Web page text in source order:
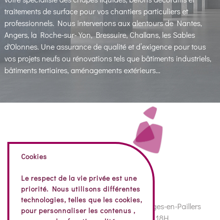
traitements de surface pour vos chantiers particuliers et
professionnels. Nous intervenons aux alentours de Nantes,
Angers, la Roche-sur-Yon, Bressuire, Challans, les Sables
d'Olonnes. Une assurance de qualité et d’exigence pour tous
vos projets neufs ou rénovations tels que bâtiments industriels,
bâtiments tertiaires, aménagements extérieurs…
74 Rue de la Vendée, 85130 Bazoges-en-Paillers
Nos horaires : 8H – 12H30 | 14H – 18H
Cookies
Le respect de la vie privée est une
priorité. Nous utilisons différentes
technologies, telles que les cookies,
pour personnaliser les contenus ,